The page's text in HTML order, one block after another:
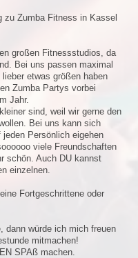
zu Zumba Fitness in Kassel
großen Fitnessstudios, da
Bei uns passen maximal
etwas größen haben
Zumba Partys vorbei
Jahr.
sind, weil wir gerne den
Bei uns kann sich
Persönlich eigehen
viele Freundschaften
schön. Auch DU kannst
einzelnen.
Fortgeschrittene oder
dann würde ich mich freuen
mitmachen!
SPAß machen.